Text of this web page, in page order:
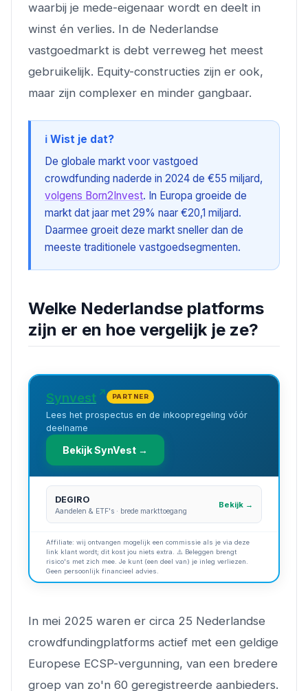
waarbij je mede-eigenaar wordt en deelt in
winst én verlies. In de Nederlandse
vastgoedmarkt is debt verreweg het meest
gebruikelijk. Equity-constructies zijn er ook,
maar zijn complexer en minder gangbaar.
ℹ️ Wist je dat?
De globale markt voor vastgoed
crowdfunding naderde in 2024 de €55 miljard,
volgens Born2Invest. In Europa groeide de
markt dat jaar met 29% naar €20,1 miljard.
Daarmee groeit deze markt sneller dan de
meeste traditionele vastgoedsegmenten.
Welke Nederlandse platforms
zijn er en hoe vergelijk je ze?
Synvest PARTNER
Lees het prospectus en de inkoopregeling vóór
deelname
Bekijk SynVest →
DEGIRO
Aandelen & ETF's · brede markttoegang
Bekijk →
Affiliate: wij ontvangen mogelijk een commissie als je via deze
link klant wordt; dit kost jou niets extra. ⚠️ Beleggen brengt
risico's met zich mee. Je kunt (een deel van) je inleg verliezen.
Geen persoonlijk financieel advies.
In mei 2025 waren er circa 25 Nederlandse
crowdfundingplatforms actief met een geldige
Europese ECSP-vergunning, van een bredere
groep van zo'n 60 geregistreerde aanbieders.